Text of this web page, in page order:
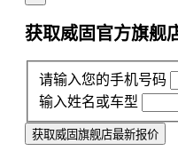
获取威固官方旗舰
请输入您的手机号码
输入姓名或车型
获取威固旗舰店最新报价